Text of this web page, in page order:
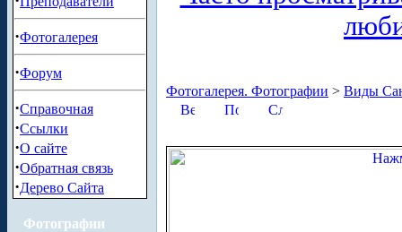
·Фотогалерея
·Форум
·Справочная
·Ссылки
·О сайте
·Обратная связь
·Дерево Сайта
Фотографии
Фотогалерея. Фотографии > Виды